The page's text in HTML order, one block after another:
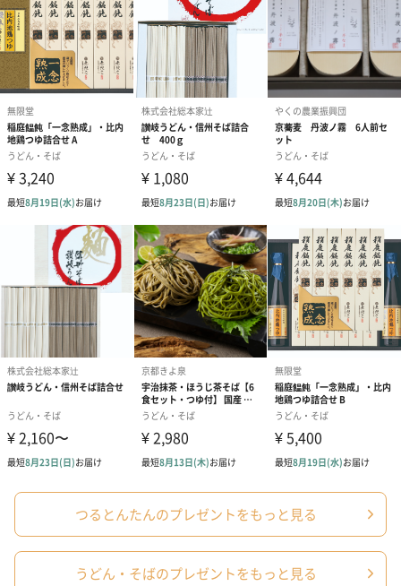
つるとんたんのプレゼントをもっと見る
うどん・そばのプレゼントをもっと見る